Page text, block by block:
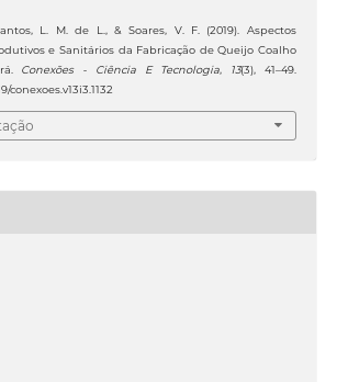
L. M. de L., & Soares, V. F. (2019). Aspectos
e Sanitários da Fabricação de Queijo Coalho
Conexões - Ciência E Tecnologia, 13(3), 41–49.
conexoes.v13i3.1132